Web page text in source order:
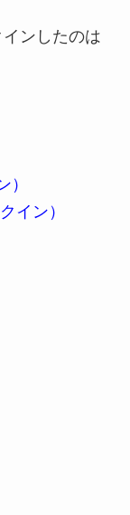
ンしたのは
）
イン）